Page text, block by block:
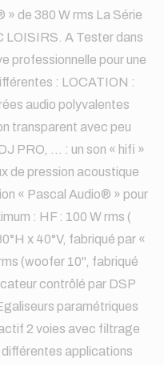
» de 380 W rms La Série
A Tester dans
professionnelle pour une
: LOCATION :
audio polyvalentes
transparent avec peu
PRO, … : un son « hifi »
de pression acoustique
« Pascal Audio® » pour
: HF : 100 W rms (
x 40°V, fabriqué par «
(woofer 10", fabriqué
contrôlé par DSP
paramétriques
2 voies avec filtrage
différentes applications